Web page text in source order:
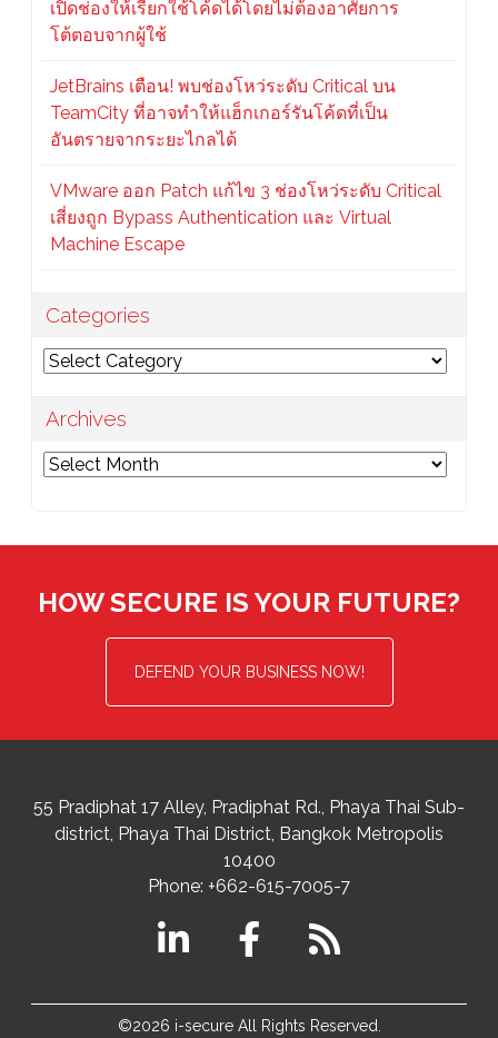
เปิดช่องให้เรียกใช้โค้ดได้โดยไม่ต้องอาศัยการ
โต้ตอบจากผู้ใช้
JetBrains เตือน! พบช่องโหว่ระดับ Critical บน
TeamCity ที่อาจทำให้แฮ็กเกอร์รันโค้ดที่เป็น
อันตรายจากระยะไกลได้
VMware ออก Patch แก้ไข 3 ช่องโหว่ระดับ Critical
เสี่ยงถูก Bypass Authentication และ Virtual
Machine Escape
Categories
Categories
Archives
Archives
HOW SECURE IS YOUR FUTURE?
DEFEND YOUR BUSINESS NOW!
55 Pradiphat 17 Alley, Pradiphat Rd., Phaya Thai Sub-
district Phaya Thai District, Bangkok Metropolis
10400
Phone: +662-615-7005-7
©2026 i-secure All Rights Reserved.